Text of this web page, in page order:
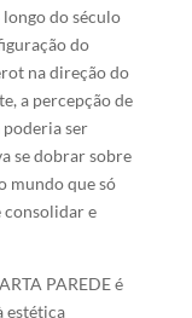
do século
do
na direção do
a percepção de
ser
se dobrar sobre
mundo que só
consolidar e
PAREDE é
estética